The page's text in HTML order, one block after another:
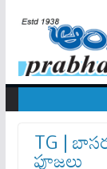
TG |
పూజలు